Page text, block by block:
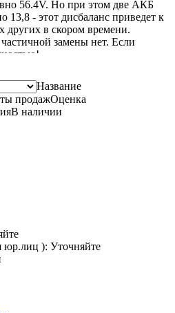
56.4V. Но при этом две АКБ
13,8 - этот дисбаланс приведет к
других в скором времени.
замены нет. Если
может являться ситуация
или производственного брака в
тогда разумно менять
Разница в сроках службы
потеряли емкость из-за их
к источнику тепла. Например
постоянно обращен на солнечную
кожуха в этом месте нагревается
градусов.
причина в плохом контакте
контакт вызывает локальный
секции в батареи. Эта секция
Название
продажОценка
В наличии
юр.лиц ): Уточняйте